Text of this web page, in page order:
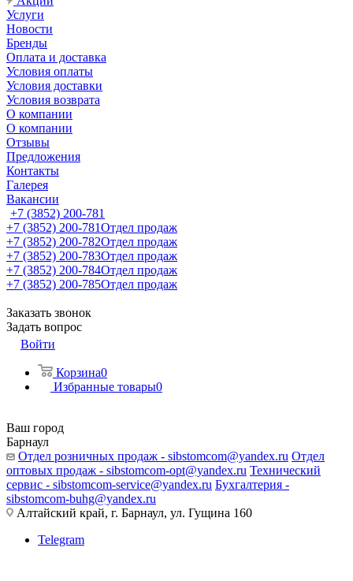
Услуги
Новости
Бренды
Оплата и доставка
Условия оплаты
Условия доставки
Условия возврата
О компании
О компании
Отзывы
Предложения
Контакты
Галерея
Вакансии
+7 (3852) 200-781
+7 (3852) 200-781Отдел продаж
+7 (3852) 200-782Отдел продаж
+7 (3852) 200-783Отдел продаж
+7 (3852) 200-784Отдел продаж
+7 (3852) 200-785Отдел продаж
Заказать звонок
Задать вопрос
Войти
Корзина0
Избранные товары0
Ваш город
Барнаул
Отдел розничных продаж - sibstomcom@yandex.ru Отдел
оптовых продаж - sibstomcom-opt@yandex.ru Технический
сервис - sibstomcom-service@yandex.ru Бухгалтерия -
sibstomcom-buhg@yandex.ru
Алтайский край, г. Барнаул, ул. Гущина 160
Telegram